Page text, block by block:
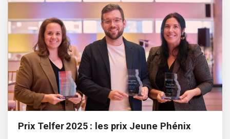
Prix Telfer 2025 : les prix Jeune Phénix